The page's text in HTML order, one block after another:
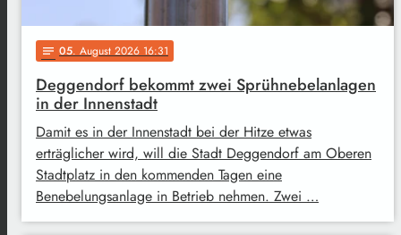
notes 05. August 2026 16:31
Deggendorf bekommt zwei Sprühnebelanlagen
in der Innenstadt
Damit es in der Innenstadt bei der Hitze etwas
erträglicher wird, will die Stadt Deggendorf am Oberen
Stadtplatz in den kommenden Tagen eine
Benebelungsanlage in Betrieb nehmen. Zwei …